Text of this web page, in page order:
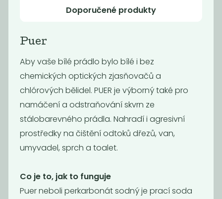
Čisticí písek
125
Změkčovač
Novinka Novinka
Doporučené produkty
Puer
Aby vaše bílé prádlo bylo bílé i bez
chemických optických zjasňovačů a
chlórových bělidel. PUER je výborný také pro
namáčení a odstraňování skvrn ze
stálobarevného prádla. Nahradí i agresivní
prostředky na čištění odtoků dřezů, van,
umyvadel, sprch a toalet.
Co je to, jak to funguje
Puer neboli perkarbonát sodný je prací soda